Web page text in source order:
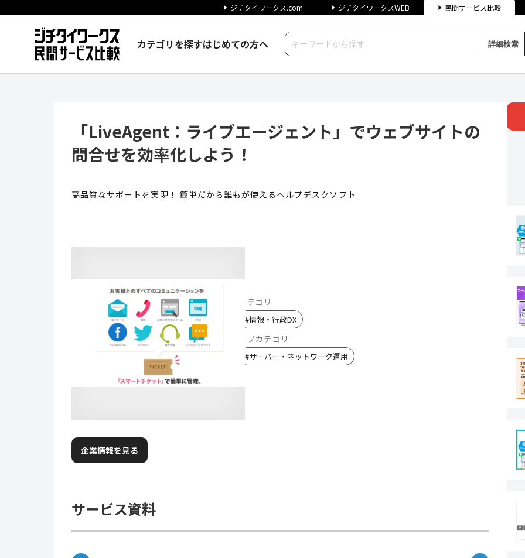
ジチタイワークス.com ジチタイワークスWEB 民間サービス比較
カテゴリを探すはじめての方へ 詳細検索
「LiveAgent：ライブエージェント」でウェブサイトの
問合せを効率化しよう！
高品質なサポートを実現！ 簡単だから誰もが使えるヘルプデスクソフト
カテゴリ
#情報・行政DX
サブカテゴリ
#サーバー・ネットワーク運用
企業情報を見る
サービス資料